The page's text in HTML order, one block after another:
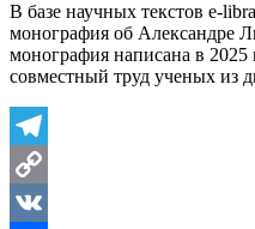
В базе научных текстов e-
монография об Александре
монография написана в 2025
совместный труд ученых из
Telegram
Copy